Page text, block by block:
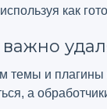
как
темы и плагины
а